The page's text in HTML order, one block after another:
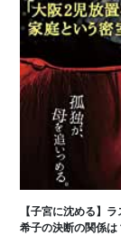
【子宮に沈める】
希子の決断の関係